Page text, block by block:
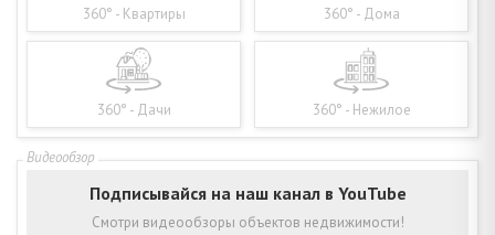
360° - Квартиры 360° - Дома
360° - Дачи 360° - Нежилое
Подписывайся на наш канал в YouTube
Смотри видеообзоры объектов недвижимости!